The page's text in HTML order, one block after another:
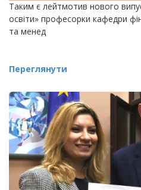
Таким є лейтмотив нового
освіти» професорки кафедри
та менед
Переглянути